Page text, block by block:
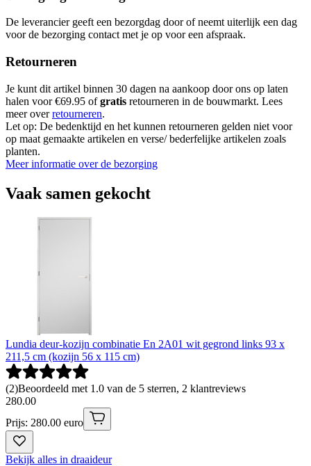
De leverancier geeft een bezorgdag door of neemt uiterlijk een dag
voor de bezorging contact met je op voor een afspraak.
Retourneren
Je kunt dit artikel binnen 30 dagen na aankoop door ons op laten
halen voor €69.95 ofgratis retourneren in de bouwmarkt. Lees
meer overretourneren.
Let op: De bedenktijd en het kunnen retourneren gelden niet voor
op maat gemaakte artikelen en verse/ bederfelijke artikelen zoals
planten.
Meer informatie over de bezorging
Vaak samen gekocht
Lundia deur-kozijn combinatie En 2A01 wit gegrond links 93 x
211,5 cm (kozijn 56 x 115 cm)
(2)Beoordeeld met 1.0 van de 5 sterren, 2 klantreviews
280.00
Prijs: 280.00 euro
Bekijk alles in draaideur